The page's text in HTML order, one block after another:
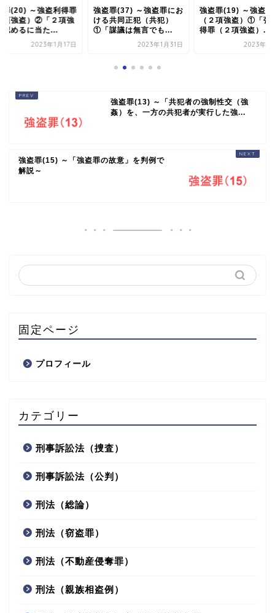
罪(20) ～強盗利得罪
項強盗）②「２項強
認めるに当た...
2023年1月17日
強盗罪(37) ～強盗罪にお
ける共同正犯（共犯）
①「謀議は無言でも...
2023年1月31日
強盗罪(19) ～強盗利
（２項強盗）①「強
得罪（２項強盗）...
2023年1
強盗罪(13) ～「共犯者の強制性交（強
姦）を、一方の共犯者が実行した強...
強盗罪(15) ～「強盗罪の故意」を判例で
解説～
固定ページ
プロフィール
カテゴリー
刑事訴訟法（捜査）
刑事訴訟法（公判）
刑法（総論）
刑法（窃盗罪）
刑法（不動産侵奪罪）
刑法（親族相盗例）